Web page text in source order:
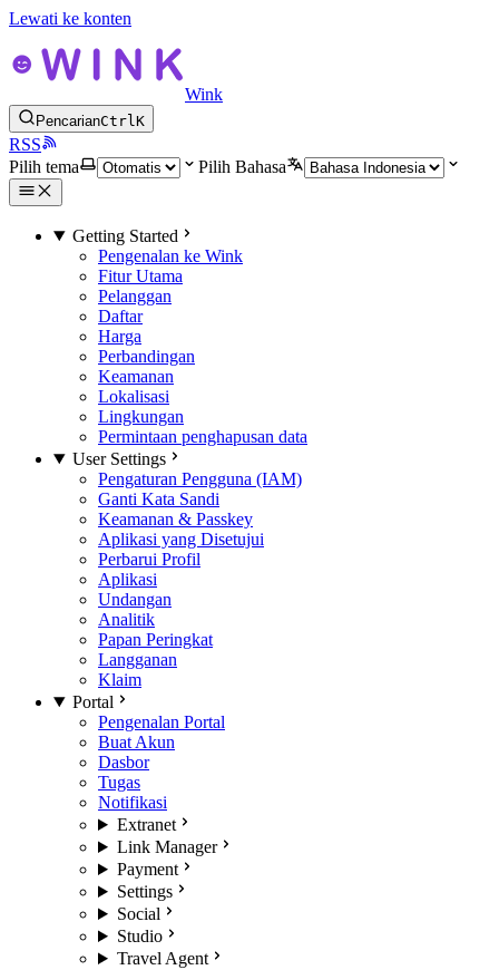
Lewati ke konten
Wink
PencarianCtrlK
RSS
Pilih tema
Pilih Bahasa
Getting Started
Pengenalan ke Wink
Fitur Utama
Pelanggan
Daftar
Harga
Perbandingan
Keamanan
Lokalisasi
Lingkungan
Permintaan penghapusan data
User Settings
Pengaturan Pengguna (IAM)
Ganti Kata Sandi
Keamanan & Passkey
Aplikasi yang Disetujui
Perbarui Profil
Aplikasi
Undangan
Analitik
Papan Peringkat
Langganan
Klaim
Portal
Pengenalan Portal
Buat Akun
Dasbor
Tugas
Notifikasi
Extranet
Link Manager
Payment
Settings
Social
Studio
Travel Agent